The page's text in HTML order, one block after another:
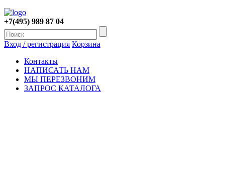
+7(495) 989 87 04
Вход / регистрация Корзина
Контакты
НАПИСАТЬ НАМ
МЫ ПЕРЕЗВОНИМ
ЗАПРОС КАТАЛОГА